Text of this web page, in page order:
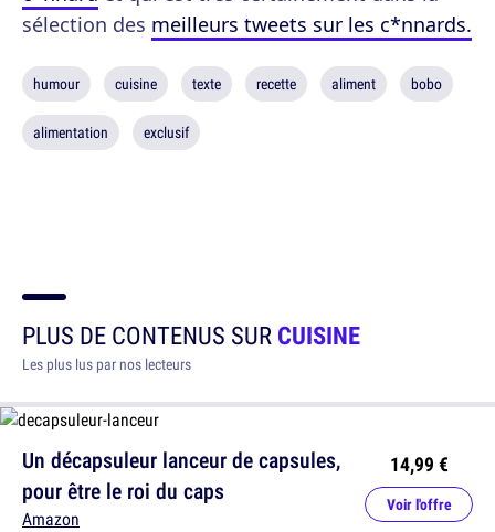
sélection des meilleurs tweets sur les c*nnards.
humour cuisine texte recette aliment bobo
alimentation exclusif
PLUS DE CONTENUS SURCUISINE
Les plus lus par nos lecteurs
Un décapsuleur lanceur de capsules,
pour être le roi du caps
Amazon
14,99 €
Voir l'offre